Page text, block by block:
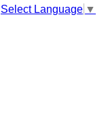
Select Language ▼